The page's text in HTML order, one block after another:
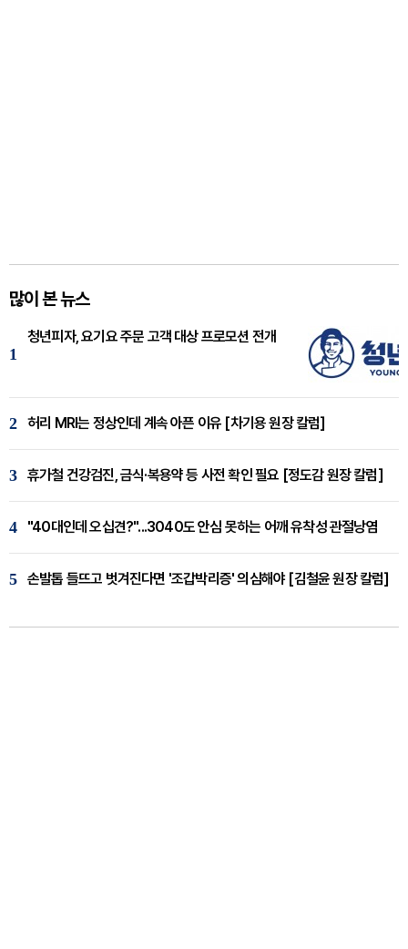
많이 본 뉴스
1
청년피자, 요기요 주문 고객 대상 프로모션 전개
2 허리 MRI는 정상인데 계속 아픈 이유 [차기용 원장 칼럼]
3 휴가철 건강검진, 금식·복용약 등 사전 확인 필요 [정도감 원장 칼럼]
4 "40대인데 오십견?"...3040도 안심 못하는 어깨 유착성 관절낭염
5 손발톱 들뜨고 벗겨진다면 '조갑박리증' 의심해야 [김철윤 원장 칼럼]